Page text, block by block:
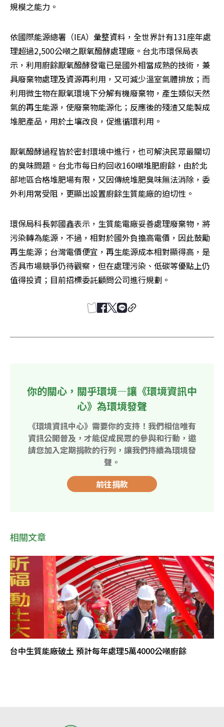
規模之能力。
依國際能源總署（IEA）彙整資料，全世界計有131座年處
理超過2,500公噸之厭氧醱酵處理廠。台北市環保局表
示，利用廚餘厭氧醱酵發電已是國外相當成熟的技術，兼
具廢棄物處理及資源再利用，又可減少溫室氣體排放；而
利用微生物在厭氧環境下分解有機廢棄物，產生類似天然
氣的再生能源，使廢棄物能源化；反應後的殘渣又能製成
堆肥產品，用於土壤改良，促進循環利用。
厭氧醱酵過程皆於密封環境中進行，也可解決民眾最關切
的臭味問題。台北市每日約回收160噸堆肥廚餘，由於北
部地區合格堆肥場有限，又因傳統堆肥臭味無法消除，委
外利用常受阻，更顯出設置廚餘生質能廠的迫切性。
環保局科長郭國鑫表示，生質能電廠妥善處理廢棄物，將
污染轉為能源，不過，相對於國外負擔高電價，因此鼓勵
再生能源；台灣電價便宜，再生能源成本相對顯得高，是
否具市場競爭仍待觀察，但在處理污染、低碳等優點上仍
值得投資；目前招標委託顧問公司進行規劃。
你的關心，關乎環境—讓《環境資訊中
心》為環境發聲
《環境資訊中心》需要你的支持！我們相信唯有
資訊公開普及，才能促成民眾的參與和行動，邀
請您加入定期捐款的行列，讓我們持續為環境發
聲。
前往捐款
相關文章
台中生質能廠破土 預計每年處理5萬4000公噸廚餘